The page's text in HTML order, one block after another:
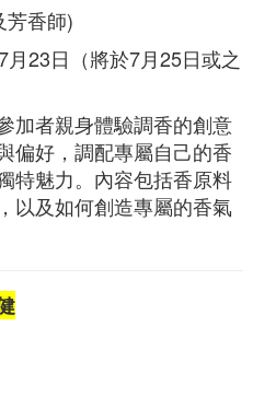
芳香師)
23日（將於7月25日或之
加者親身體驗調香的創意
偏好，調配專屬自己的香
特魅力。內容包括香原料
以及如何創造專屬的香氣